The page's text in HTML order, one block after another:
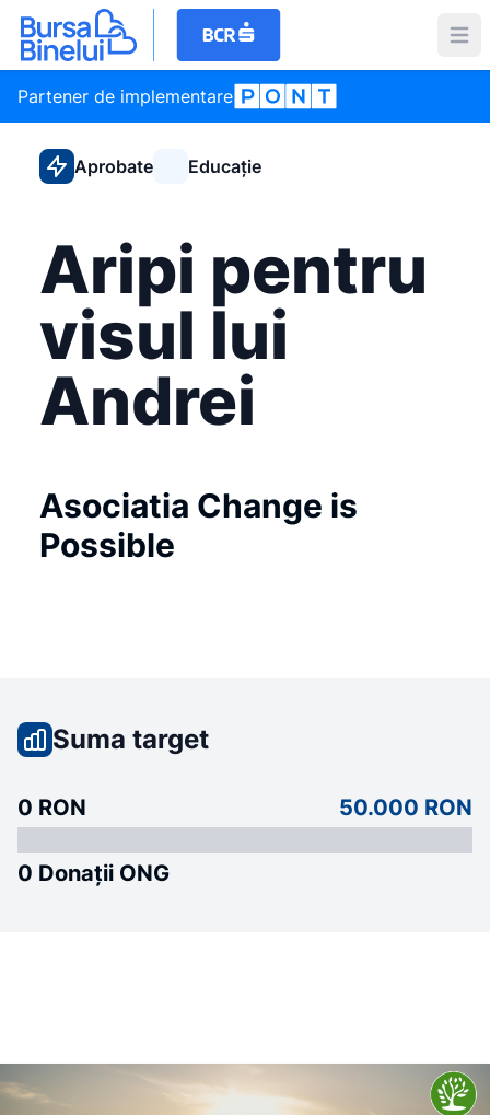
Partener de implementare
Aprobate Educație
Aripi pentru
visul lui
Andrei
Asociatia Change is
Possible
Suma target
0 RON 50.000 RON
0 Donații ONG